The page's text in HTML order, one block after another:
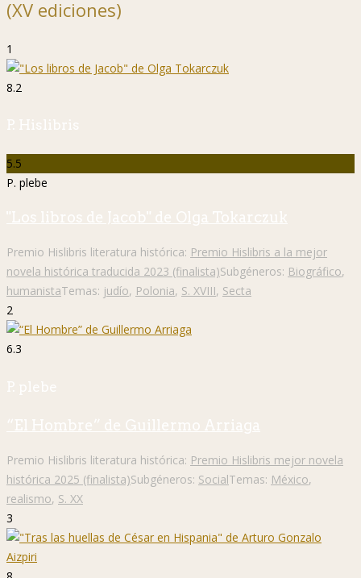
(XV ediciones)
1
8.2
P. Hislibris
5.5
P. plebe
"Los libros de Jacob" de Olga Tokarczuk
Premio Hislibris literatura histórica: Premio Hislibris a la mejor
novela histórica traducida 2023 (finalista)Subgéneros: Biográfico,
humanistaTemas: judío, Polonia, S. XVIII, Secta
2
6.3
P. plebe
“El Hombre” de Guillermo Arriaga
Premio Hislibris literatura histórica: Premio Hislibris mejor novela
histórica 2025 (finalista)Subgéneros: SocialTemas: México,
realismo, S. XX
3